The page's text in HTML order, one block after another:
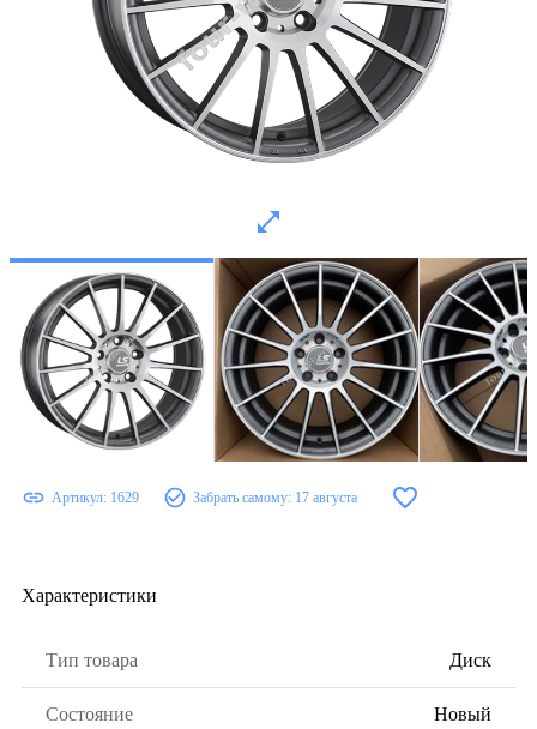
Артикул: 1629 Забрать самому: 17 августа
Характеристики
Тип товара Диск
Состояние Новый